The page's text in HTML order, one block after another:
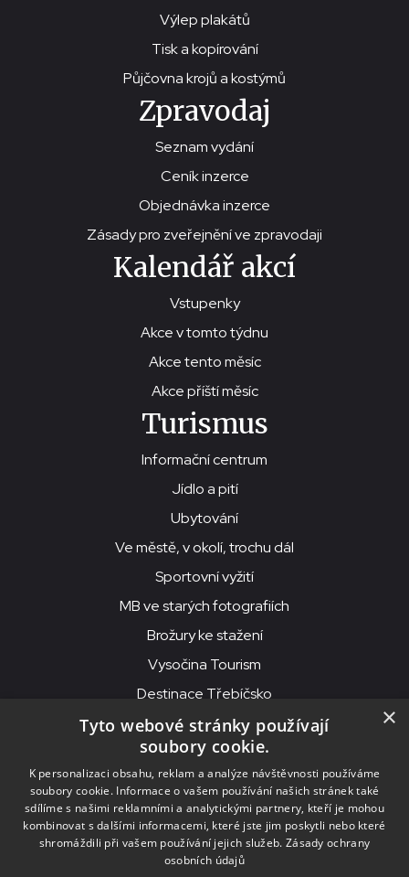
Výlep plakátů
Tisk a kopírování
Půjčovna krojů a kostýmů
Zpravodaj
Seznam vydání
Ceník inzerce
Objednávka inzerce
Zásady pro zveřejnění ve zpravodaji
Kalendář akcí
Vstupenky
Akce v tomto týdnu
Akce tento měsíc
Akce příští měsíc
Turismus
Informační centrum
Jídlo a pití
Ubytování
Ve městě, v okolí, trochu dál
Sportovní vyžití
MB ve starých fotografiích
Brožury ke stažení
Vysočina Tourism
Destinace Třebíčsko
© 2026MKS Beseda Mor. Budějovice
MKS Beseda, příspěvková organizace, Purcnerova 62, 676 02
Moravské Budějovice
IČO: 00091758, DIČ: CZ00091758, ID datové schránky: chjn2kd
×
Tyto webové stránky používají
soubory cookie.
K personalizaci obsahu, reklam a analýze návštěvnosti používáme
soubory cookie. Informace o vašem používání našich stránek také
sdílíme s našimi reklamními a analytickými partnery, kteří je mohou
kombinovat s dalšími informacemi, které jste jim poskytli nebo které
shromáždili při vašem používání jejich služeb. Zásady ochrany
osobních údajů